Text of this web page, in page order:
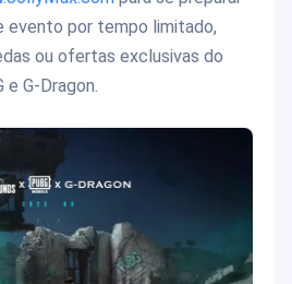
evento por tempo limitado,
ou ofertas exclusivas do
e G-Dragon.